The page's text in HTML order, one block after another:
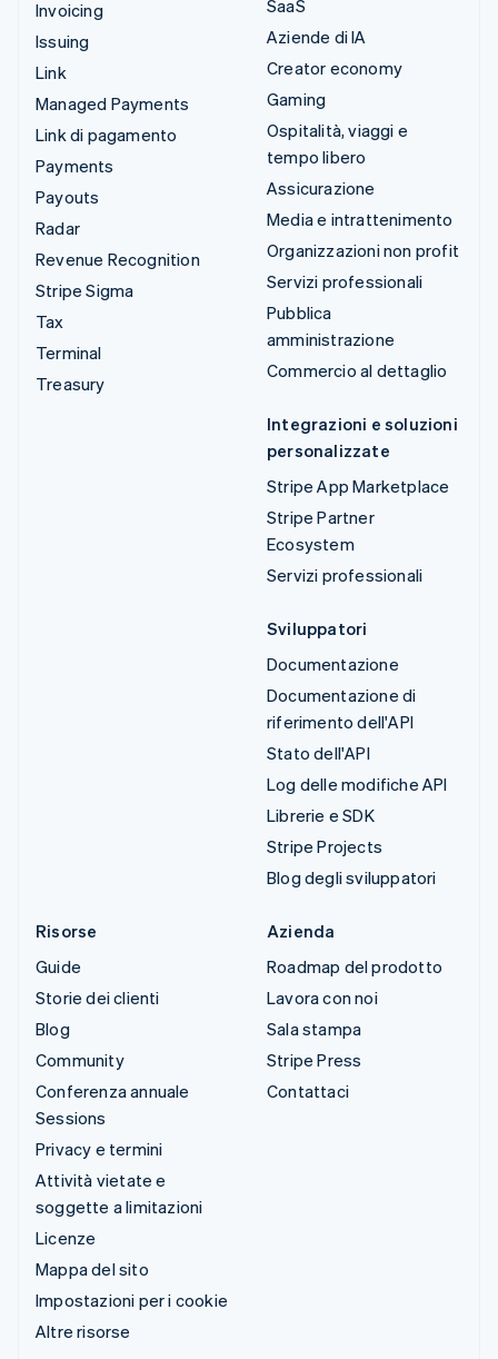
Invoicing
Issuing
Link
Managed Payments
Link di pagamento
Payments
Payouts
Radar
Revenue Recognition
Stripe Sigma
Tax
Terminal
Treasury
SaaS
Aziende di IA
Creator economy
Gaming
Ospitalità, viaggi e
tempo libero
Assicurazione
Media e intrattenimento
Organizzazioni non profit
Servizi professionali
Pubblica
amministrazione
Commercio al dettaglio
Integrazioni e soluzioni
personalizzate
Stripe App Marketplace
Stripe Partner
Ecosystem
Servizi professionali
Sviluppatori
Documentazione
Documentazione di
riferimento dell'API
Stato dell'API
Log delle modifiche API
Librerie e SDK
Stripe Projects
Blog degli sviluppatori
Risorse
Guide
Storie dei clienti
Blog
Community
Conferenza annuale
Sessions
Privacy e termini
Attività vietate e
soggette a limitazioni
Licenze
Mappa del sito
Impostazioni per i cookie
Altre risorse
Azienda
Roadmap del prodotto
Lavora con noi
Sala stampa
Stripe Press
Contattaci